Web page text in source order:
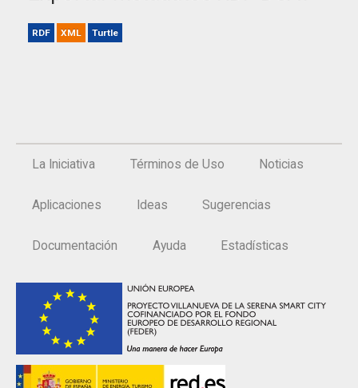
RDF XML Turtle
La Iniciativa Términos de Uso Noticias
Aplicaciones Ideas Sugerencias
Documentación Ayuda Estadísticas